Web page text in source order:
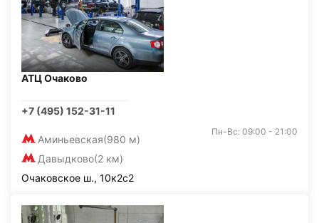
АТЦ Очаково
+7 (495) 152-31-11
Аминьевская(980 м)
Давыдково(2 км)
Пн-Вс: 09:00 - 21:00
Очаковское ш., 10к2с2